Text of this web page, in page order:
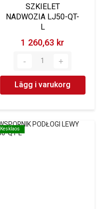
SZKIELET
NADWOZIA LJ50-QT-
L
1 260,63 kr‎
Lägg i varukorg
Kesklaos
Kesklaos